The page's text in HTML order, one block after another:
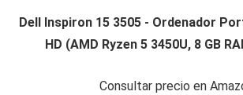
Dell Inspiron 15 3505 - Ordenador
HD (AMD Ryzen 5 3450U, 8 GB
Consultar precio en